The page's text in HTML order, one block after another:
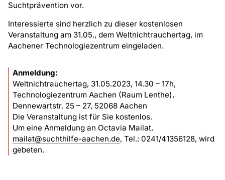
Suchtprävention vor.
Interessierte sind herzlich zu dieser kostenlosen
Veranstaltung am 31.05., dem Weltnichtrauchertag, im
Aachener Technologiezentrum eingeladen.
Anmeldung:
Weltnichtrauchertag, 31.05.2023, 14.30 – 17h,
Technologiezentrum Aachen (Raum Lenthe),
Dennewartstr. 25 – 27, 52068 Aachen
Die Veranstaltung ist für Sie kostenlos.
Um eine Anmeldung an Octavia Mailat,
mailat@suchthilfe-aachen.de, Tel.: 0241/41356128, wird
gebeten.